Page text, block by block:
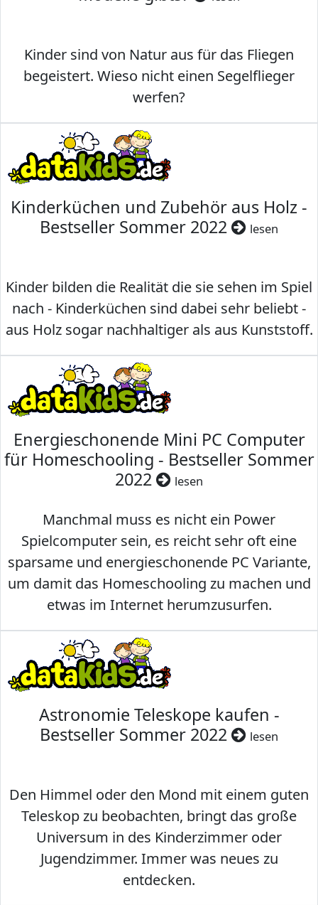
Kinder sind von Natur aus für das Fliegen
begeistert. Wieso nicht einen Segelflieger
werfen?
Kinderküchen und Zubehör aus Holz -
Bestseller Sommer 2022
lesen
Kinder bilden die Realität die sie sehen im Spiel
nach - Kinderküchen sind dabei sehr beliebt -
aus Holz sogar nachhaltiger als aus Kunststoff.
Energieschonende Mini PC Computer
für Homeschooling - Bestseller Sommer
2022
lesen
Manchmal muss es nicht ein Power
Spielcomputer sein, es reicht sehr oft eine
sparsame und energieschonende PC Variante,
um damit das Homeschooling zu machen und
etwas im Internet herumzusurfen.
Astronomie Teleskope kaufen -
Bestseller Sommer 2022
lesen
Den Himmel oder den Mond mit einem guten
Teleskop zu beobachten, bringt das große
Universum in des Kinderzimmer oder
Jugendzimmer. Immer was neues zu
entdecken.